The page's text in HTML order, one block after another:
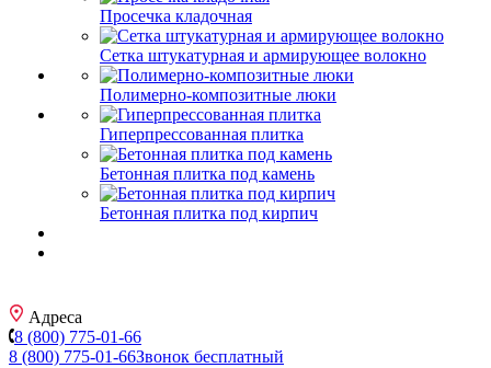
Просечка кладочная
Сетка штукатурная и армирующее волокно
Полимерно-композитные люки
Гиперпрессованная плитка
Бетонная плитка под камень
Бетонная плитка под кирпич
Адреса
8 (800) 775-01-66
8 (800) 775-01-66Звонок бесплатный